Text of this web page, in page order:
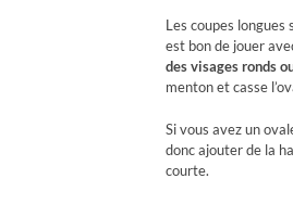
Les coupes
est bon de jouer
des visages ronds
menton et casse
Si vous avez un
donc ajouter de la
courte.